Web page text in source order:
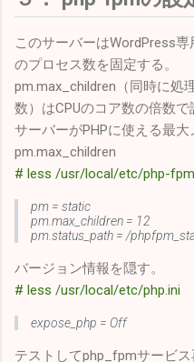
このサーバーはWordPress
のプロセス数を固定する。
pm.max_children（同時に処
数）はCPUのコア数の倍数で
サーバーがPHPに使える最
pm.max_children
# less /usr/local/etc/php-
pm = static
pm.max_children = 12
pm.status_path = /
バージョン情報を隠す。
# less /usr/local/etc/php.ini
expose_php = Off
テストしてphp_fpmサービス